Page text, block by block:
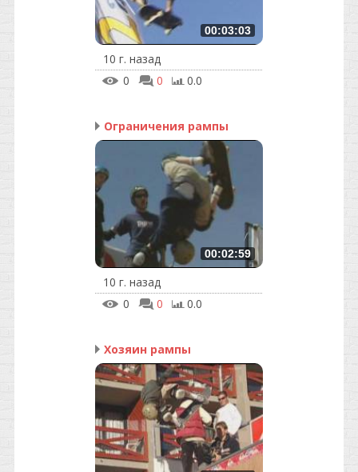
00:03:03
10 г. назад
0
0 0.0
Ограничения рампы
00:02:59
10 г. назад
0
0 0.0
Хозяин рампы